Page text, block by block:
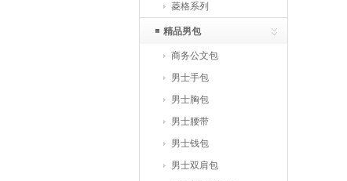
菱格系列
精品男包
商务公文包
男士手包
男士胸包
男士腰带
男士钱包
男士双肩包